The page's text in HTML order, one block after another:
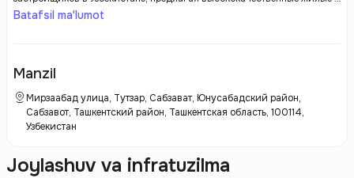
коммерческие проекты. С момента своего основания, она активно
технологиям строительства, что позволяет не только снизить сроки
устойчивость.
Batafsil ma'lumot
Manzil
Мирзаабад улица, Тутзар, Сабзават, Юнусабадский район,
Сабзавот, Ташкентский район, Ташкентская область, 100114,
Узбекистан
Joylashuv va infratuzilma